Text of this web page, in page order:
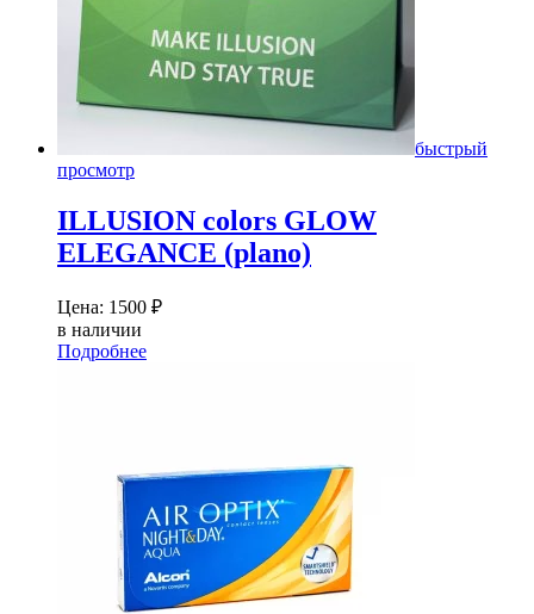
быстрый
просмотр
ILLUSION colors GLOW
ELEGANCE (plano)
Цена: 1500 ₽
в наличии
Подробнее